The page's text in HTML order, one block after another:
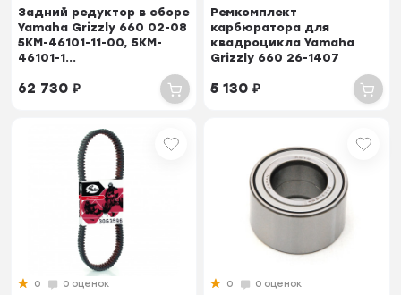
Задний редуктор в сборе
Yamaha Grizzly 660 02-08
5KM-46101-11-00, 5KM-
46101-1...
62 730₽
Ремкомплект
карбюратора для
квадроцикла Yamaha
Grizzly 660 26-1407
5 130₽
0
0 оценок
0
0 оценок